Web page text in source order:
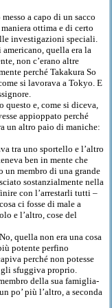
a capo di un sacco
ottima e di certo
investigazioni speciali.
quella era la
non c’erano altre
perché Takakura So
si lavorava a Tokyo. E
questo e, come si diceva,
appioppato perché
un altro paio di maniche:
tra uno sportello e l’altro
ben in mente che
un membro di una grande
sostanzialmente nella
con l’arrestarli tutti –
ci fosse di male a
e l’altro, cose del
quella non era una cosa
potente perfino
perché non potesse
gli sfuggiva proprio.
della sua famiglia-
po’ più l’altro, a seconda